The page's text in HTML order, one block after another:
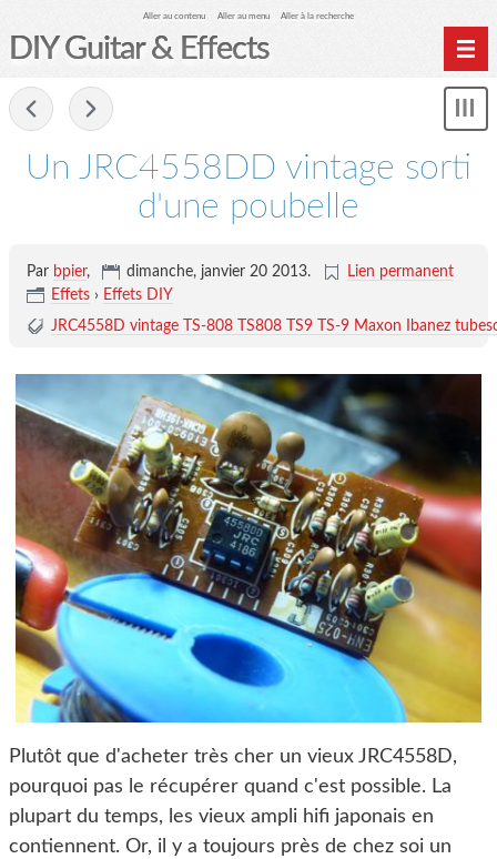
Aller au contenu Aller au menu Aller à la recherche
DIY Guitar & Effects
Un JRC4558DD vintage sorti
d'une poubelle
Par bpier, dimanche, janvier 20 2013.
Lien permanent
Effets› Effets DIY
JRC4558D vintage TS-808 TS808 TS9 TS-9 Maxon Ibanez
Plutôt que d'acheter très cher un vieux JRC4558D,
pourquoi pas le récupérer quand c'est possible. La
plupart du temps, les vieux ampli hifi japonais en
contiennent. Or, il y a toujours près de chez soi un